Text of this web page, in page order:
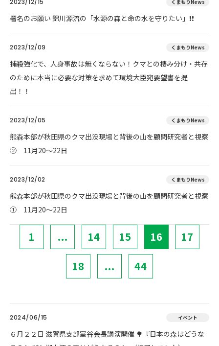
2023/12/15 くまもりNews
署名のお願い 錦川源流の「水源の森と命の水を守りたい」❗❗
2023/12/09 くまもりNews
捕殺強化で、人身事故は無くならない！クマとの棲み分け・共存
のために本当に必要な対策を求めて環境大臣宛要望書を提
出！！
2023/12/05 くまもりNews
熊森本部が秋田県のクマ出没現場と背後の山を顧問研究者と視察
② 11月20～22日
2023/12/02 くまもりNews
熊森本部が秋田県のクマ出没現場と背後の山を顧問研究者と視察
① 11月20～22日
1 ... 14 15 16 17
18 ... 44
2024/06/15 イベント
６月２２日 滋賀県支部室谷会長講演開催 🌳『日本の森はどうな